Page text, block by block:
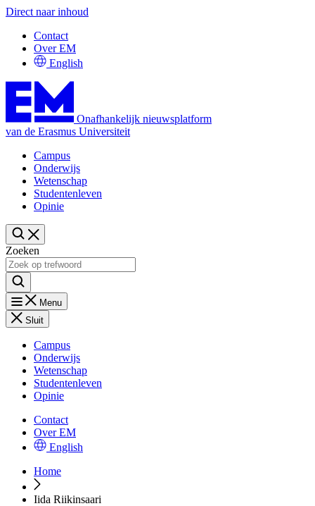
Direct naar inhoud
Contact
Over EM
English
Onafhankelijk nieuwsplatform
van de Erasmus Universiteit
Campus
Onderwijs
Wetenschap
Studentenleven
Opinie
Zoeken
Menu
Sluit
Campus
Onderwijs
Wetenschap
Studentenleven
Opinie
Contact
Over EM
English
Home
Iida Riikinsaari